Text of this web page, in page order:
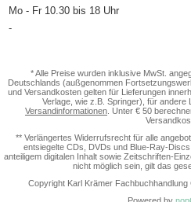
Mo - Fr 10.30 bis 18 Uhr
-
* Alle Preise wurden inklusive MwSt.
Deutschlands (außgenommen
und Versandkosten gelten für Lieferungen
Verlage, wie z.B. Springer), für andere
Versandinformationen . Unter € 50
** Verlängertes Widerrufsrecht für alle
entsiegelte CDs, DVDs und Blue-Ray-
anteiligem digitalen Inhalt sowie Zeitschriften-
nicht möglich sein, gilt das
Copyright Karl Krämer Fachbuchhandlung